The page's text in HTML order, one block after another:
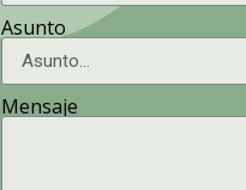
Asunto
Mensaje